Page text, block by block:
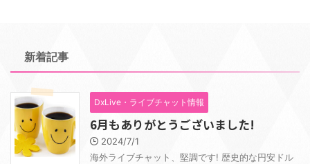
新着記事
DxLive・ライブチャット情報
6月もありがとうございました!
2024/7/1
海外ライブチャット、堅調です! 歴史的な円安ドル